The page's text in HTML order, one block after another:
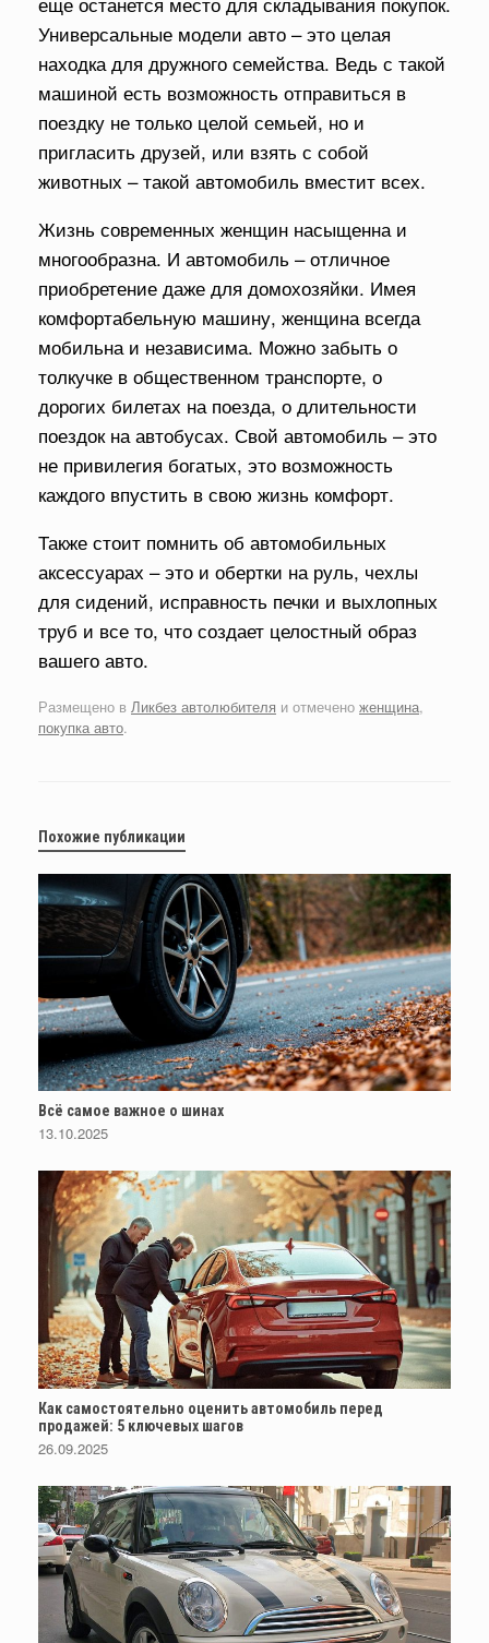
Универсальные модели авто – это целая
находка для дружного семейства. Ведь с такой
машиной есть возможность отправиться в
поездку не только целой семьей, но и
пригласить друзей, или взять с собой
животных – такой автомобиль вместит всех.
Жизнь современных женщин насыщенна и
многообразна. И автомобиль – отличное
приобретение даже для домохозяйки. Имея
комфортабельную машину, женщина всегда
мобильна и независима. Можно забыть о
толкучке в общественном транспорте, о
дорогих билетах на поезда, о длительности
поездок на автобусах. Свой автомобиль – это
не привилегия богатых, это возможность
каждого впустить в свою жизнь комфорт.
Также стоит помнить об автомобильных
аксессуарах – это и обертки на руль, чехлы
для сидений, исправность печки и выхлопных
труб и все то, что создает целостный образ
вашего авто.
Размещено в Ликбез автолюбителя и отмечено женщина,
покупка авто.
Похожие публикации
Всё самое важное о шинах
13.10.2025
Как самостоятельно оценить автомобиль перед
продажей: 5 ключевых шагов
26.09.2025